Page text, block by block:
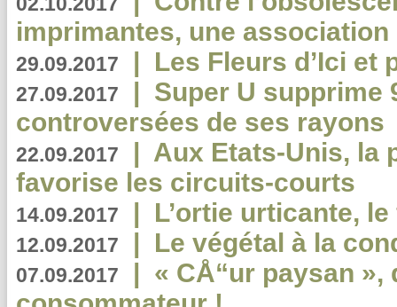
imprimantes, une
29.09.2017 | Les Fleurs d’Ici et
27.09.2017 | Super U supprime
controversées de ses rayons
22.09.2017 | Aux Etats-Unis, la
favorise les circuits-courts
14.09.2017 | L’ortie urticante,
12.09.2017 | Le végétal à la
07.09.2017 | « CÅ“ur paysan